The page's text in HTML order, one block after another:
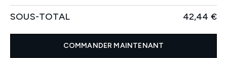
SOUS-TOTAL 42,44 €
COMMANDER MAINTENANT